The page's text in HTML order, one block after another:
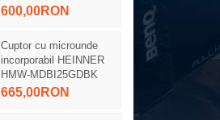
600,00RON
Cuptor cu microunde
incorporabil HEINNER
HMW-MDBI25GDBK
665,00RON